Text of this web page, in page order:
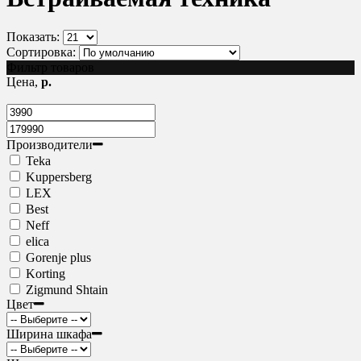
Показать:
Сортировка:
Цена, р.
Производители
Teka
Kuppersberg
LEX
Best
Neff
elica
Gorenje plus
Korting
Zigmund Shtain
Цвет
Ширина шкафа